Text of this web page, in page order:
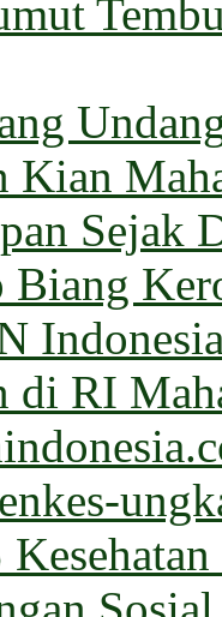
Kian
Sejak
Biang
di RI